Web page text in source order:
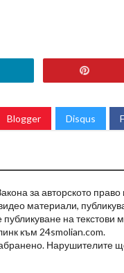
Blogger Disqus
за авторското право
материали,
на текстови
към 24smolian.com.
Нарушителите